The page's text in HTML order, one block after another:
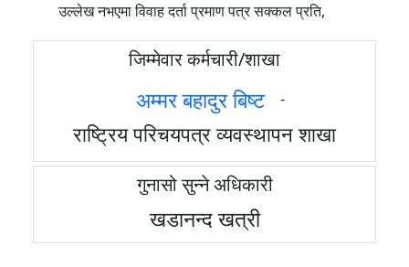
उल्लेख नभएमा विवाह दर्ता प्रमाण पत्र सक्कल प्रति,
जिम्मेवार कर्मचारी/शाखा
अम्मर बहादुर बिष्ट -
राष्ट्रिय परिचयपत्र व्यवस्थापन शाखा
गुनासो सुन्ने अधिकारी
खडानन्द खत्री